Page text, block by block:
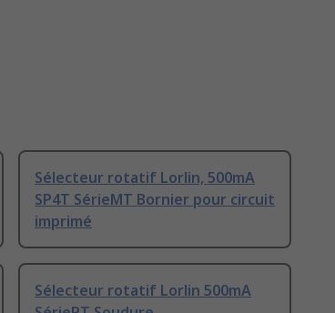
Sélecteur rotatif Lorlin, 500mA
SP4T SérieMT Bornier pour circuit
imprimé
Sélecteur rotatif Lorlin 500mA